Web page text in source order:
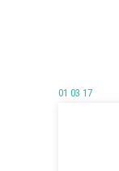
01 03 17